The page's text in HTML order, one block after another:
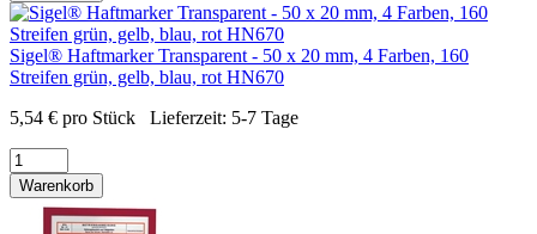
Sigel® Haftmarker Transparent - 50 x 20 mm, 4 Farben, 160
Streifen grün, gelb, blau, rot HN670
5,54 € pro Stück Lieferzeit: 5-7 Tage
Warenkorb